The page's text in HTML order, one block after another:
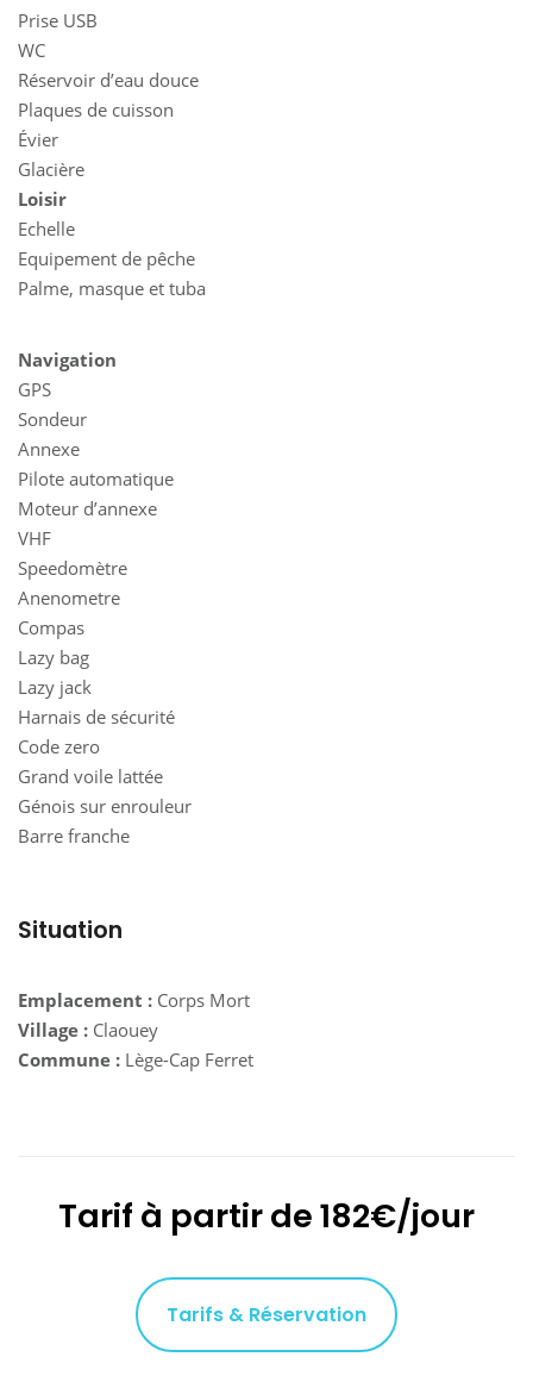
Prise USB
WC
Réservoir d’eau douce
Plaques de cuisson
Évier
Glacière
Loisir
Echelle
Equipement de pêche
Palme, masque et tuba
Navigation
GPS
Sondeur
Annexe
Pilote automatique
Moteur d’annexe
VHF
Speedomètre
Anenometre
Compas
Lazy bag
Lazy jack
Harnais de sécurité
Code zero
Grand voile lattée
Génois sur enrouleur
Barre franche
Situation
Emplacement : Corps Mort
Village : Claouey
Commune : Lège-Cap Ferret
Tarif à partir de 182€/jour
Tarifs & Réservation